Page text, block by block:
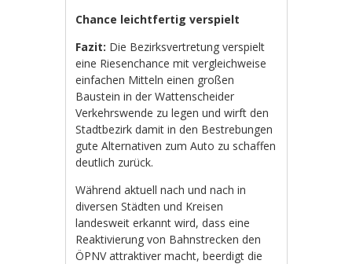
Chance leichtfertig verspielt
Fazit: Die Bezirksvertretung verspielt
eine Riesenchance mit vergleichweise
einfachen Mitteln einen großen
Baustein in der Wattenscheider
Verkehrswende zu legen und wirft den
Stadtbezirk damit in den Bestrebungen
gute Alternativen zum Auto zu schaffen
deutlich zurück.
Während aktuell nach und nach in
diversen Städten und Kreisen
landesweit erkannt wird, dass eine
Reaktivierung von Bahnstrecken den
ÖPNV attraktiver macht, beerdigt die